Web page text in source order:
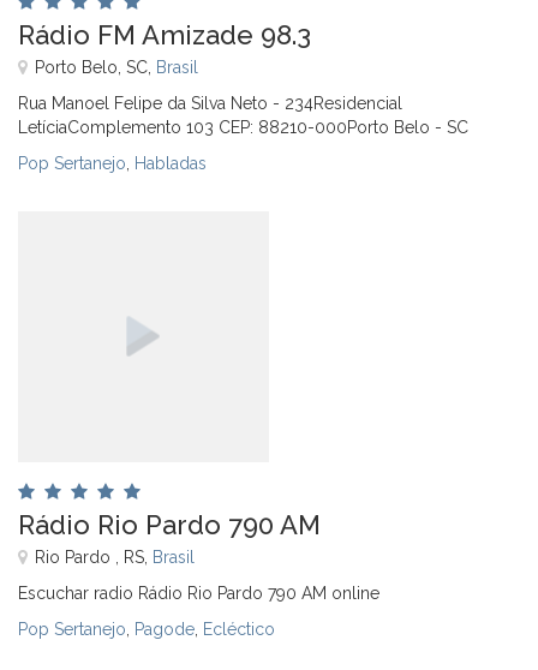
Rádio FM Amizade 98.3
Porto Belo, SC, Brasil
Rua Manoel Felipe da Silva Neto - 234Residencial
LetíciaComplemento 103 CEP: 88210-000Porto Belo - SC
Pop Sertanejo Habladas
Rádio Rio Pardo 790 AM
Rio Pardo , RS, Brasil
Escuchar radio Rádio Rio Pardo 790 AM online
Pop Sertanejo Pagode Ecléctico